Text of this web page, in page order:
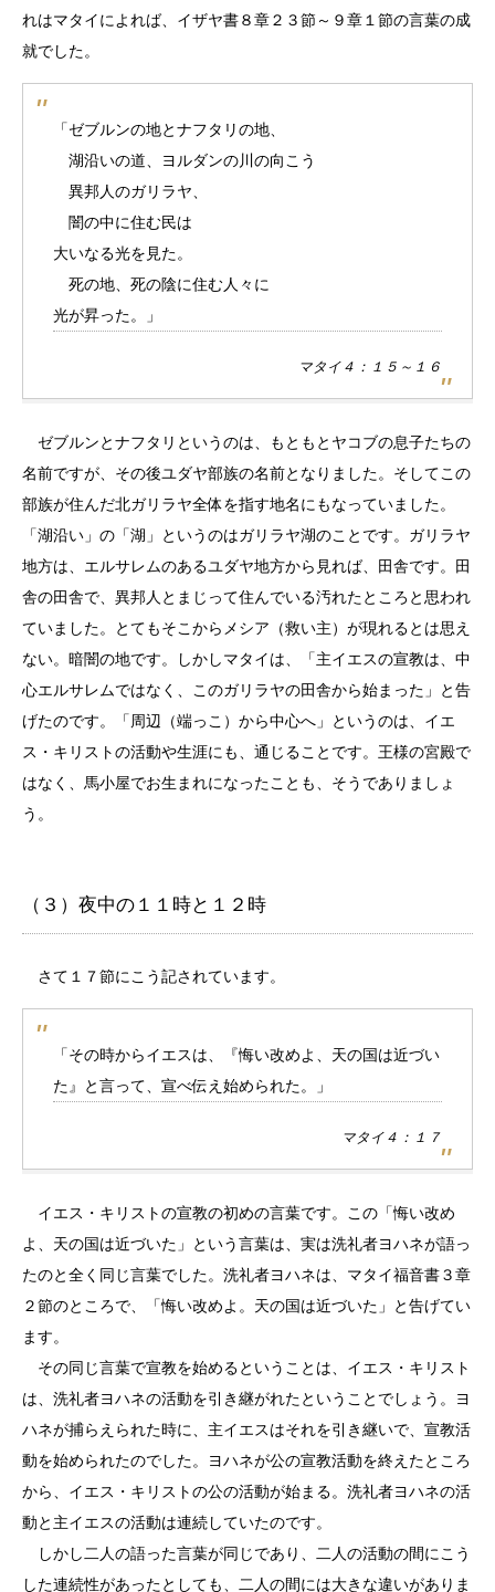
れはマタイによれば、イザヤ書８章２３節～９章１節の言葉の成
就でした。
「ゼブルンの地とナフタリの地、
湖沿いの道、ヨルダンの川の向こう
異邦人のガリラヤ、
闇の中に住む民は
大いなる光を見た。
死の地、死の陰に住む人々に
光が昇った。」
マタイ４：１５～１６
ゼブルンとナフタリというのは、もともとヤコブの息子たちの
名前ですが、その後ユダヤ部族の名前となりました。そしてこの
部族が住んだ北ガリラヤ全体を指す地名にもなっていました。
「湖沿い」の「湖」というのはガリラヤ湖のことです。ガリラヤ
地方は、エルサレムのあるユダヤ地方から見れば、田舎です。田
舎の田舎で、異邦人とまじって住んでいる汚れたところと思われ
ていました。とてもそこからメシア（救い主）が現れるとは思え
ない。暗闇の地です。しかしマタイは、「主イエスの宣教は、中
心エルサレムではなく、このガリラヤの田舎から始まった」と告
げたのです。「周辺（端っこ）から中心へ」というのは、イエ
ス・キリストの活動や生涯にも、通じることです。王様の宮殿で
はなく、馬小屋でお生まれになったことも、そうでありましょ
う。
（３）夜中の１１時と１２時
さて１７節にこう記されています。
「その時からイエスは、『悔い改めよ、天の国は近づい
た』と言って、宣べ伝え始められた。」
マタイ４：１７
イエス・キリストの宣教の初めの言葉です。この「悔い改め
よ、天の国は近づいた」という言葉は、実は洗礼者ヨハネが語っ
たのと全く同じ言葉でした。洗礼者ヨハネは、マタイ福音書３章
２節のところで、「悔い改めよ。天の国は近づいた」と告げてい
ます。
その同じ言葉で宣教を始めるということは、イエス・キリスト
は、洗礼者ヨハネの活動を引き継がれたということでしょう。ヨ
ハネが捕らえられた時に、主イエスはそれを引き継いで、宣教活
動を始められたのでした。ヨハネが公の宣教活動を終えたところ
から、イエス・キリストの公の活動が始まる。洗礼者ヨハネの活
動と主イエスの活動は連続していたのです。
しかし二人の語った言葉が同じであり、二人の活動の間にこう
した連続性があったとしても、二人の間には大きな違いがありま